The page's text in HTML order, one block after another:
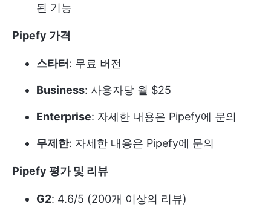
된 기능
Pipefy 가격
스타터: 무료 버전
Business: 사용자당 월 $25
Enterprise: 자세한 내용은 Pipefy에 문의
무제한: 자세한 내용은 Pipefy에 문의
Pipefy 평가 및 리뷰
G2: 4.6/5 (200개 이상의 리뷰)